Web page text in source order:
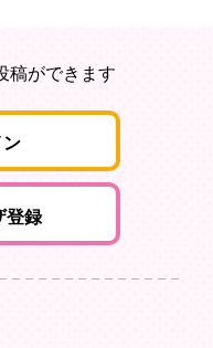
稿ができます
ン
登録